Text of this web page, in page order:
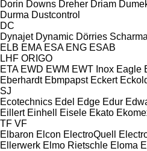
Dorin Downs Dreher Driam
Durma Dustcontrol
DC
Dynajet Dynamic Dörries
ELB EMA ESA ENG ESAB
LHF ORIGO
ETA EWD EWM EWT Inox Eagle
Eberhardt Ebmpapst Eckert
SJ
Ecotechnics Edel Edge Edur
Eillert Einhell Eisele Ekato
TF VF
Elbaron Elcon ElectroQuell
Ellerwerk Elmo Rietschle Eloma